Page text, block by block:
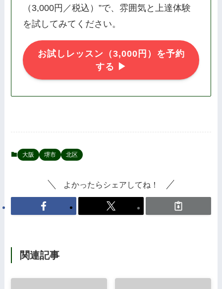
（3,000円／税込）”で、雰囲気と上達体験
を試してみてください。
お試しレッスン（3,000円）を予約
する ▶
大阪 堺市 北区
よかったらシェアしてね！
関連記事